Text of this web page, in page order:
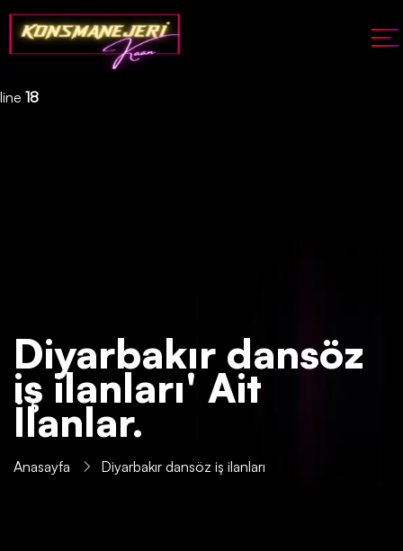
Deprecated: json_decode(): Passing null to parameter #1 ($json)
of type string is deprecated in
/home/konsmenajericom/public_html/api/kontrol/etiket.php
line 18
Diyarbakır dansöz
iş ilanları' Ait
İlanlar.
Anasayfa Diyarbakır dansöz iş ilanları